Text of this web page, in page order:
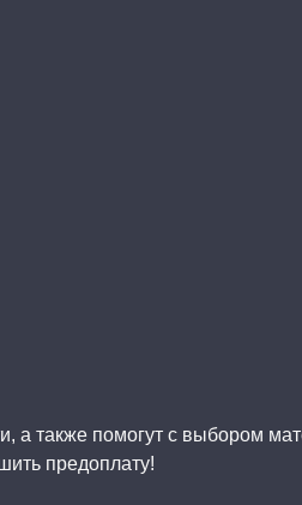
а также помогут с выбором
предоплату!